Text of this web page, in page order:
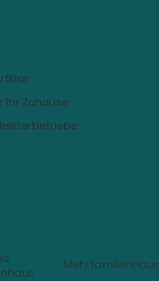
Ihr Zuhause
Mehrfamilienhaus